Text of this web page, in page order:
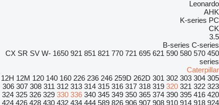
Leonardo
AHK
K-series PC
CK
3.5
B-series C-series
450
570
580
590
621
695
721
770
821
851
921
1650
CX SR SV W-
series
Caterpillar
12H 12M 120 140 160 226 236 246 259D 262D 301 302 303 304 305
306 307 308 311 312 313 314 315 316 317 318 319 320 321 322 323
324 325 326 329 330 336 340 345 349 350 365 374 390 395 416 420
424 426 428 430 432 434 444 589 826 906 907 908 910 914 918 924